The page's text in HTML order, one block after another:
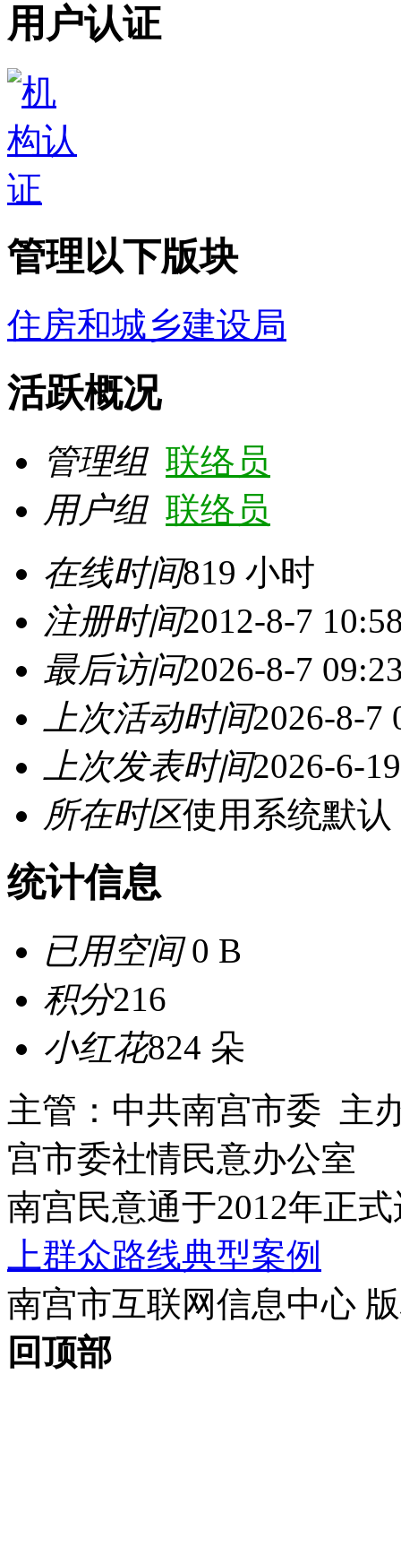
用户认证
管理以下版块
住房和城乡建设局
活跃概况
管理组 联络员
用户组 联络员
在线时间819 小时
注册时间2012-8-7
最后访问2026-8-7
上次活动时间2026-8-7
上次发表时间2026-6-
所在时区使用系统默认
统计信息
已用空间0 B
积分216
小红花824 朵
主管：中共南宫市委 主
宫市委社情民意办公室
南宫民意通于2012年正
上群众路线典型案例
南宫市互联网信息中心
回顶部